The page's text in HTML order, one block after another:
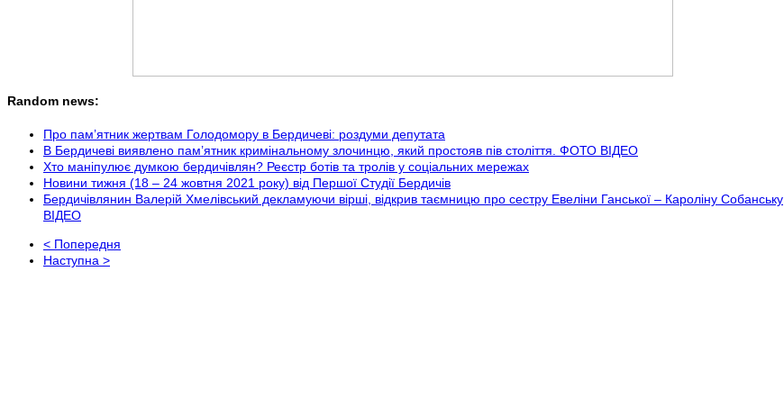
Random news:
Про пам’ятник жертвам Голодомору в Бердичеві: роздуми депутата
В Бердичеві виявлено пам’ятник кримінальному злочинцю, який простояв пів століття. ФОТО ВІДЕО
Хто маніпулює думкою бердичівлян? Реєстр ботів та тролів у соціальних мережах
Новини тижня (18 – 24 жовтня 2021 року) від Першої Студії Бердичів
Бердичівлянин Валерій Хмелівський декламуючи вірші, відкрив таємницю про сестру Евеліни Ганської – Кароліну Собанську
ВІДЕО
< Попередня
Наступна >